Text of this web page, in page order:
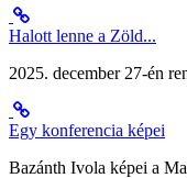
Halott lenne a Zöld...
2025. december 27-én
Egy konferencia képei
Bazánth Ivola képei a